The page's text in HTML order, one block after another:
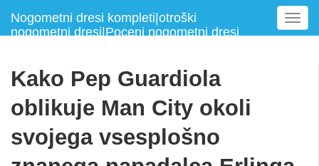
Nogometni dresi kompleti|otroški
nogometni dresi|Poceni nogometni dresi
T
o
i
Kako Pep Guardiola
oblikuje Man City okoli
svojega vsesplošno